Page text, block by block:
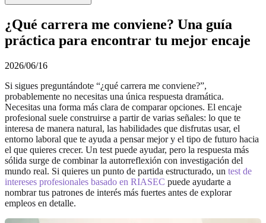
¿Qué carrera me conviene? Una guía
práctica para encontrar tu mejor encaje
2026/06/16
Si sigues preguntándote “¿qué carrera me conviene?”,
probablemente no necesitas una única respuesta dramática.
Necesitas una forma más clara de comparar opciones. El encaje
profesional suele construirse a partir de varias señales: lo que te
interesa de manera natural, las habilidades que disfrutas usar, el
entorno laboral que te ayuda a pensar mejor y el tipo de futuro hacia
el que quieres crecer. Un test puede ayudar, pero la respuesta más
sólida surge de combinar la autorreflexión con investigación del
mundo real. Si quieres un punto de partida estructurado, un test de
intereses profesionales basado en RIASEC puede ayudarte a
nombrar tus patrones de interés más fuertes antes de explorar
empleos en detalle.